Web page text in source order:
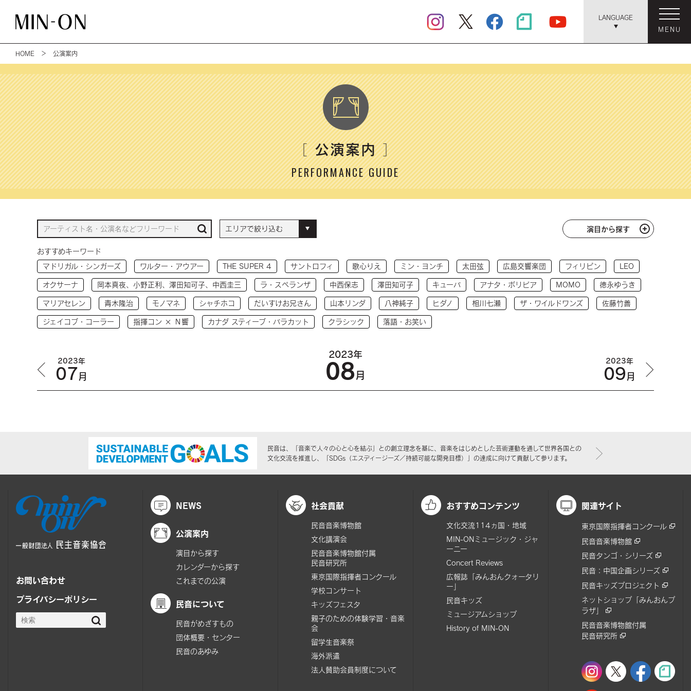
LANGUAGE
MENU
HOME ＞ 公演案内
［公演案内］
PERFORMANCE GUIDE
演目から探す
おすすめキーワード
マドリガル・シンガーズ
ワルター・アウアー THE SUPER 4 サントロフィ 歌心りえ ミン・ヨンチ 太田弦 広島交響楽団 フィリピン LEO
オクサーナ 岡本真夜、小野正利、澤田知可子、中西圭三 ラ・スペランザ 中西保志 澤田知可子 キューバ アナタ・ボリビア MOMO 徳永ゆうき
マリアセレン 青木隆治 モノマネ シャチホコ だいすけお兄さん 山本リンダ 八神純子 ヒダノ 相川七瀬 ザ・ワイルドワンズ 佐藤竹善
ジェイコブ・コーラー 指揮コン × Ｎ響 カナダ スティーブ・バラカット クラシック 落語・お笑い
2023年
07月
2023年
08月
2023年
09月
民音は、「音楽で人々の心と心を結ぶ」との創立理念を基に、音楽をはじめとした芸術運動を通して世界各国との
文化交流を推進し、「SDGs（エスディージーズ／持続可能な開発目標）」の達成に向けて貢献して参ります。
お問い合わせ
プライバシーポリシー
NEWS
公演案内
演目から探す
カレンダーから探す
これまでの公演
民音について
民音がめざすもの
団体概要・センター
民音のあゆみ
社会貢献
民音音楽博物館
文化講演会
民音音楽博物館付属
民音研究所
東京国際指揮者コンクール
学校コンサート
キッズフェスタ
親子のための体験学習・音楽
会
留学生音楽祭
海外派遣
法人賛助会員制度について
おすすめコンテンツ
文化交流114ヵ国・地域
MIN-ONミュージック・ジャ
ーニー
Concert Reviews
広報誌「みんおんクォータリ
ー」
民音キッズ
ミュージアムショップ
History of MIN-ON
関連サイト
東京国際指揮者コンクール
民音音楽博物館
民音タンゴ・シリーズ
民音：中国企画シリーズ
民音キッズプロジェクト
ネットショップ「みんおんプ
ラザ」
民音音楽博物館付属
民音研究所